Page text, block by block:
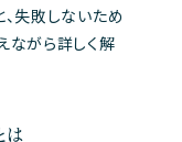
失敗しないため
ながら詳しく解
は